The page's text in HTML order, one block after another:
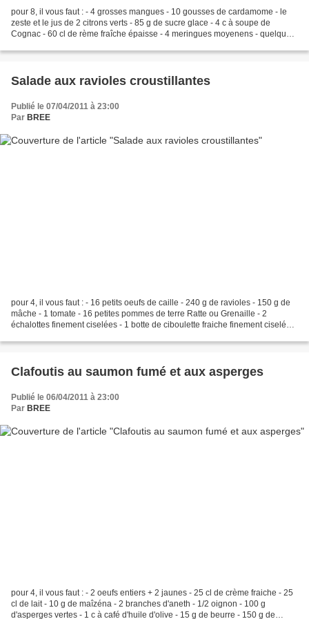
pour 8, il vous faut : - 4 grosses mangues - 10 gousses de cardamome - le
zeste et le jus de 2 citrons verts - 85 g de sucre glace - 4 c à soupe de
Cognac - 60 cl de rème fraîche épaisse - 4 meringues moyenens - quelques
Salade aux ravioles croustillantes
Publié le 07/04/2011 à 23:00
Par BREE
pour 4, il vous faut : - 16 petits oeufs de caille - 240 g de ravioles - 150 g de
mâche - 1 tomate - 16 petites pommes de terre Ratte ou Grenaille - 2
échalottes finement ciselées - 1 botte de ciboulette fraiche finement ciselée -
Clafoutis au saumon fumé et aux asperges
Publié le 06/04/2011 à 23:00
Par BREE
pour 4, il vous faut : - 2 oeufs entiers + 2 jaunes - 25 cl de crème fraiche - 25
cl de lait - 10 g de maîzéna - 2 branches d'aneth - 1/2 oignon - 100 g
d'asperges vertes - 1 c à café d'huile d'olive - 15 g de beurre - 150 g de